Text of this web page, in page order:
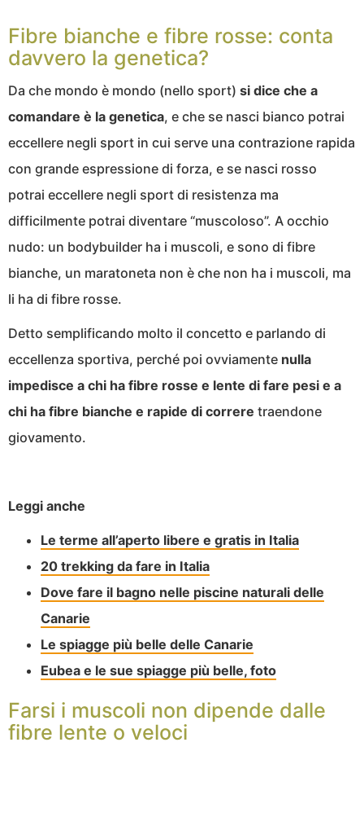
Fibre bianche e fibre rosse: conta
davvero la genetica?
Da che mondo è mondo (nello sport) si dice che a
comandare è la genetica, e che se nasci bianco potrai
eccellere negli sport in cui serve una contrazione rapida
con grande espressione di forza, e se nasci rosso
potrai eccellere negli sport di resistenza ma
difficilmente potrai diventare “muscoloso”. A occhio
nudo: un bodybuilder ha i muscoli, e sono di fibre
bianche, un maratoneta non è che non ha i muscoli, ma
li ha di fibre rosse.
Detto semplificando molto il concetto e parlando di
eccellenza sportiva, perché poi ovviamente nulla
impedisce a chi ha fibre rosse e lente di fare pesi e a
chi ha fibre bianche e rapide di correre traendone
giovamento.
Leggi anche
Le terme all’aperto libere e gratis in Italia
20 trekking da fare in Italia
Dove fare il bagno nelle piscine naturali delle
Canarie
Le spiagge più belle delle Canarie
Eubea e le sue spiagge più belle, foto
Farsi i muscoli non dipende dalle
fibre lente o veloci